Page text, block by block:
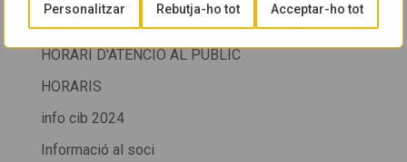
Personalitzar Rebutja-ho tot Acceptar-ho tot
HORARI D'ATENCIÓ AL PÚBLIC
HORARIS
info cib 2024
Informació al soci